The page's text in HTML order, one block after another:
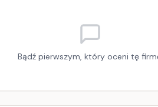
Bądź pierwszym, który oceni tę